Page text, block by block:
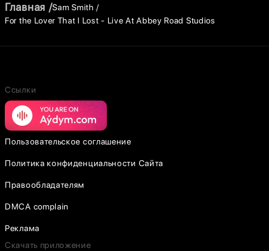
Главная
Sam Smith
For the Lover That I Lost - Live At Abbey Road Studios
Ссылки
Пользовательское соглашение
Политика конфиденциальности Сайта
Правообладателям
DMCA complain
Реклама
Скачать приложение